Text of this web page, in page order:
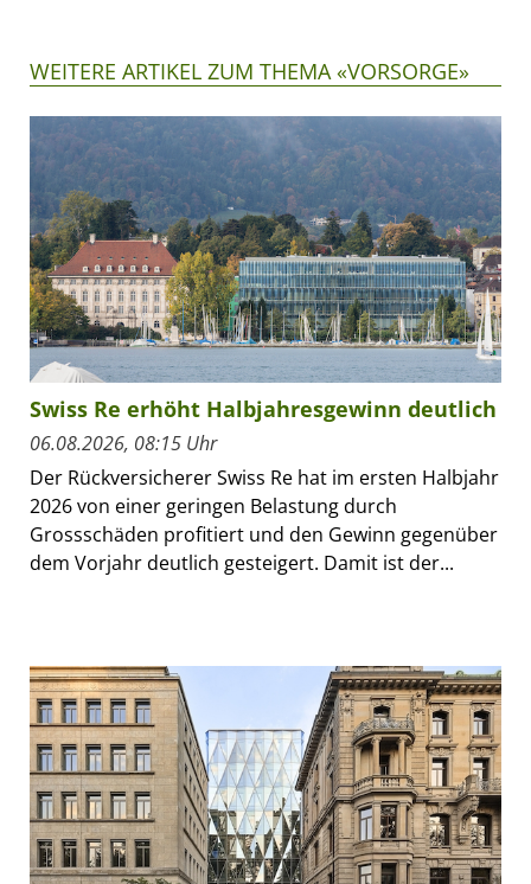
WEITERE ARTIKEL ZUM THEMA «VORSORGE»
Swiss Re erhöht Halbjahresgewinn deutlich
06.08.2026, 08:15 Uhr
Der Rückversicherer Swiss Re hat im ersten Halbjahr
2026 von einer geringen Belastung durch
Grossschäden profitiert und den Gewinn gegenüber
dem Vorjahr deutlich gesteigert. Damit ist der...